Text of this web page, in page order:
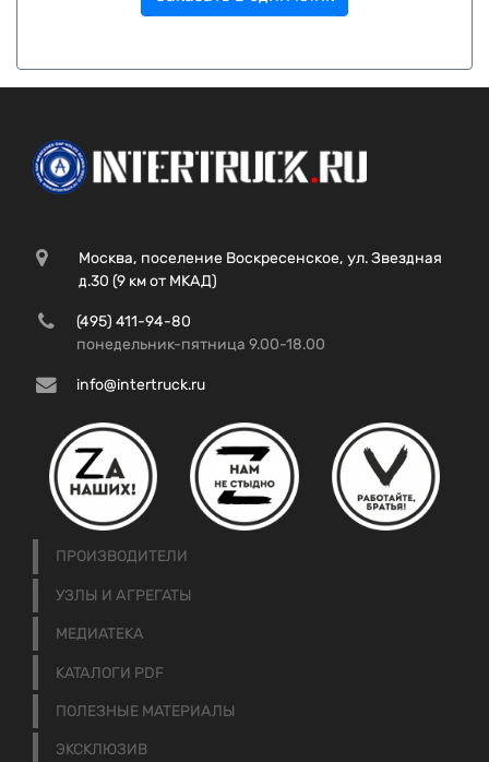
Москва, поселение Воскресенское, ул. Звездная
д.30 (9 км от МКАД)
(495) 411-94-80
понедельник-пятница 9.00-18.00
info@intertruck.ru
ПРОИЗВОДИТЕЛИ
УЗЛЫ И АГРЕГАТЫ
МЕДИАТЕКА
КАТАЛОГИ PDF
ПОЛЕЗНЫЕ МАТЕРИАЛЫ
ЭКСКЛЮЗИВ